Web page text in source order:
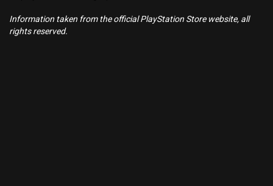
Information taken from the official PlayStation Store website, all
rights reserved.